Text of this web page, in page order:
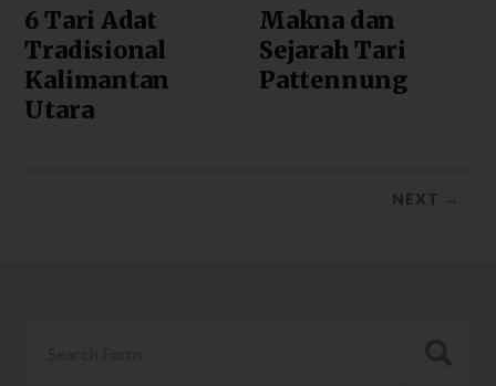
6 Tari Adat
Tradisional
Kalimantan
Utara
Makna dan
Sejarah Tari
Pattennung
NEXT →